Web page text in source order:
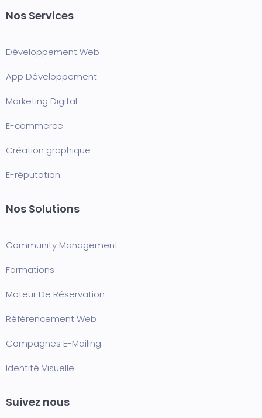
Nos Services
Développement Web
App Développement
Marketing Digital
E-commerce
Création graphique
E-réputation
Nos Solutions
Community Management
Formations
Moteur De Réservation
Référencement Web
Compagnes E-Mailing
Identité Visuelle
Suivez nous